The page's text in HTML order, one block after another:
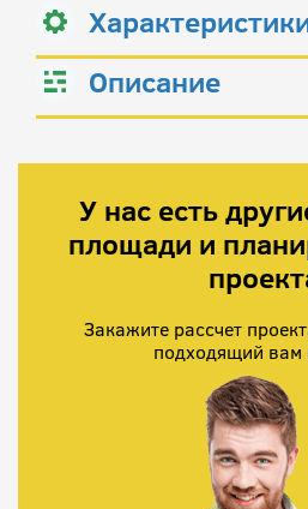
Описание
У нас есть
площади и
Закажите рассчет
подходящий вам